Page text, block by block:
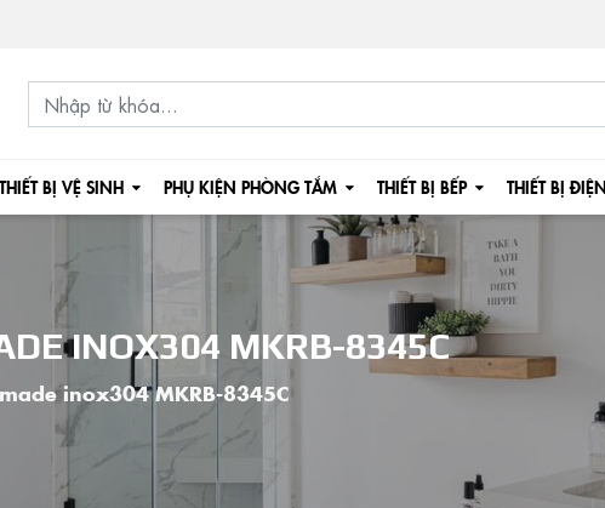
THIẾT BỊ VỆ SINH PHỤ KIỆN PHÒNG TẮM THIẾT BỊ BẾP THIẾT BỊ ĐIỆN
INOX304 MKRB-8345C
inox304 MKRB-8345C